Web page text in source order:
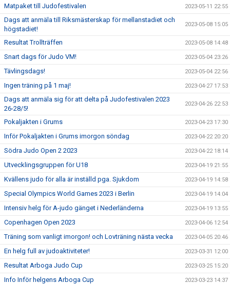
Matpaket till Judofestivalen 2023-05-11 22:55
Dags att anmäla till Riksmästerskap för mellanstadiet och
högstadiet!
2023-05-08 15:05
Resultat Trollträffen 2023-05-08 14:48
Snart dags för Judo VM! 2023-05-04 23:26
Tävlingsdags! 2023-05-04 22:56
Ingen träning på 1 maj! 2023-04-27 17:53
Dags att anmäla sig för att delta på Judofestivalen 2023
26-28/5!
2023-04-26 22:53
Pokaljakten i Grums 2023-04-23 17:30
Inför Pokaljakten i Grums imorgon söndag 2023-04-22 20:20
Södra Judo Open 2 2023 2023-04-22 18:14
Utvecklingsgruppen för U18 2023-04-19 21:55
Kvällens judo för alla är inställd pga. Sjukdom 2023-04-19 14:58
Special Olympics World Games 2023 i Berlin 2023-04-19 14:04
Intensiv helg för A-judo gänget i Nederländerna 2023-04-19 13:55
Copenhagen Open 2023 2023-04-06 12:54
Träning som vanligt imorgon! och Lovträning nästa vecka 2023-04-05 20:46
En helg full av judoaktiviteter! 2023-03-31 12:00
Resultat Arboga Judo Cup 2023-03-25 15:20
Info Inför helgens Arboga Cup 2023-03-23 14:37